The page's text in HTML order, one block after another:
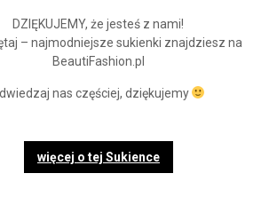
DZIĘKUJEMY, że jesteś z nami!
– najmodniejsze sukienki znajdziesz na
BeautiFashion.pl
nas częściej, dziękujemy
więcej o tej Sukience